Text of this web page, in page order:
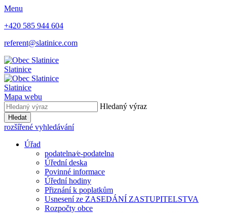
Menu
+420 585 944 604
referent@slatinice.com
Slatinice
Slatinice
Mapa webu
Hledaný výraz
Hledat
rozšířené vyhledávání
Úřad
podatelna⁄e-podatelna
Úřední deska
Povinné informace
Úřední hodiny
Přiznání k poplatkům
Usnesení ze ZASEDÁNÍ ZASTUPITELSTVA
Rozpočty obce